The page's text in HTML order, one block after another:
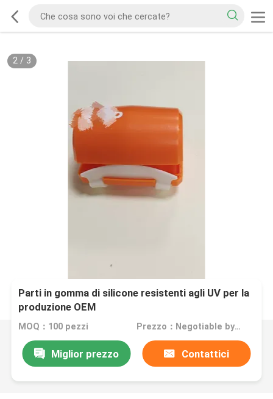
2/ 3
Parti in gomma di silicone resistenti agli UV per la
produzione OEM
MOQ：100 pezzi Prezzo：Negotiable by quantity
Miglior prezzo Contattici